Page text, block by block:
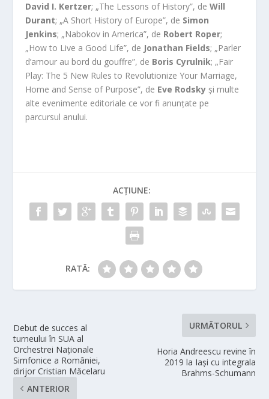
David I. Kertzer; „The Lessons of History”, deWill
Durant; „A Short History of Europe”, de Simon
Jenkins; „Nabokov in America”, de Robert Roper;
„How to Live a Good Life”, de Jonathan Fields; „Parler
d’amour au bord du gouffre”, de Boris Cyrulnik; „Fair
Play: The 5 New Rules to Revolutionize Your Marriage,
Home and Sense of Purpose”, de Eve Rodsky și multe
alte evenimente editoriale ce vor fi anunțate pe
parcursul anului.
ACȚIUNE:
RATĂ:
Debut de succes al
turneului în SUA al
Orchestrei Naţionale
Simfonice a României,
dirijor Cristian Măcelaru
ANTERIOR
URMĂTORUL
Horia Andreescu revine în
2019 la Iaşi cu integrala
Brahms-Schumann